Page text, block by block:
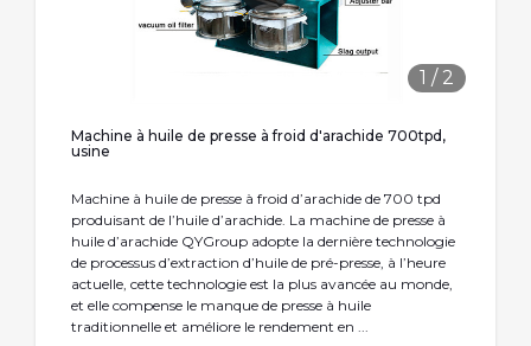
1 / 2
Machine à huile de presse à froid d'arachide 700tpd,
usine
Machine à huile de presse à froid d’arachide de 700 tpd
produisant de l’huile d’arachide. La machine de presse à
huile d’arachide QYGroup adopte la dernière technologie
de processus d’extraction d’huile de pré-presse, à l’heure
actuelle, cette technologie est la plus avancée au monde,
et elle compense le manque de presse à huile
traditionnelle et améliore le rendement en ...